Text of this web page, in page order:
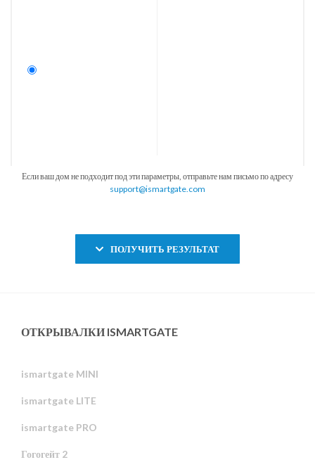
Если ваш дом не подходит под эти параметры, отправьте нам письмо по адресу
support@ismartgate.com
ПОЛУЧИТЬ РЕЗУЛЬТАТ
ОТКРЫВАЛКИ ISMARTGATE
ismartgate MINI
ismartgate LITE
ismartgate PRO
Гогогейт 2